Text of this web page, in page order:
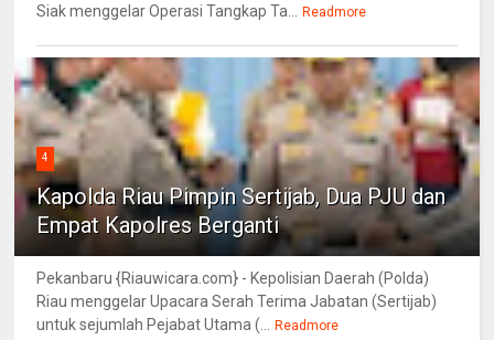
Siak menggelar Operasi Tangkap Ta...
Readmore
4
Kapolda Riau Pimpin Sertijab, Dua PJU dan
Empat Kapolres Berganti
Pekanbaru {Riauwicara.com} - Kepolisian Daerah (Polda)
Riau menggelar Upacara Serah Terima Jabatan (Sertijab)
untuk sejumlah Pejabat Utama (...
Readmore